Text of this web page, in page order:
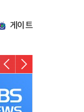
게이트
영화/뮤지컬